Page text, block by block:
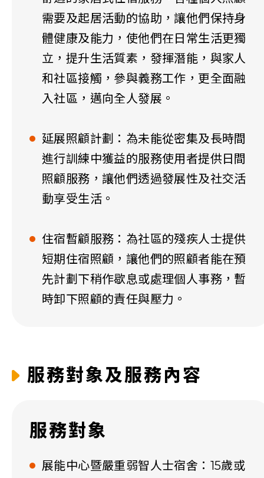
需要及起居活動的協助，讓他們保持身
體健康及能力，使他們在日常生活更獨
立，提升生活質素，發揮潛能，與家人
和社區接觸，參與義務工作，更全面融
入社區，邁向全人發展。
延展照顧計劃：為未能從密集及長時間
進行訓練中獲益的服務使用者提供日間
照顧服務，讓他們透過發展性及社交活
動享受生活。
住宿暫顧服務：為社區的殘疾人士提供
短期住宿照顧，讓他們的照顧者能在預
先計劃下稍作歇息或處理個人事務，暫
時卸下照顧的責任與壓力。
服務對象及服務內容
服務對象
展能中心暨嚴重弱智人士宿舍：15歲或